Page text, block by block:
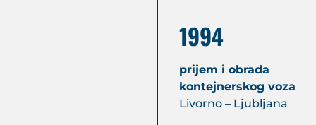
1994
prijem i obrada
kontejnerskog voza
Livorno – Ljubljana